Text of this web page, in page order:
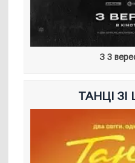
З 3
ТАНЦІ